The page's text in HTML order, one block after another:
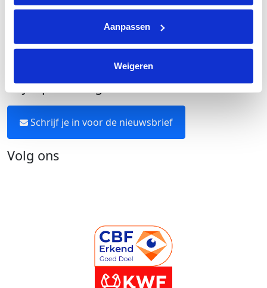
Aanpassen
Weigeren
Algemene voorwaarden
Over KWF Kankerbestrijding
Blijf op de hoogte
Schrijf je in voor de nieuwsbrief
Volg ons